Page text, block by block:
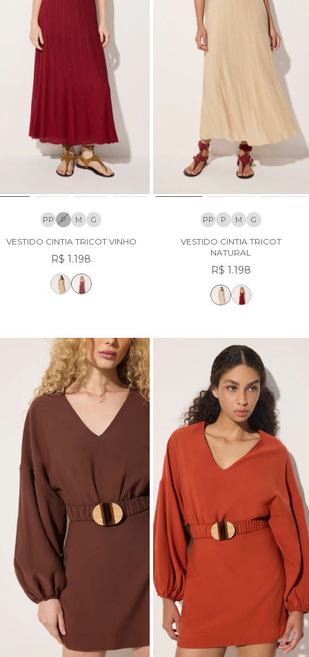
PP P M G
VESTIDO CINTIA TRICOT VINHO
R$ 1.198
PP P M G
VESTIDO CINTIA TRICOT
NATURAL
R$ 1.198